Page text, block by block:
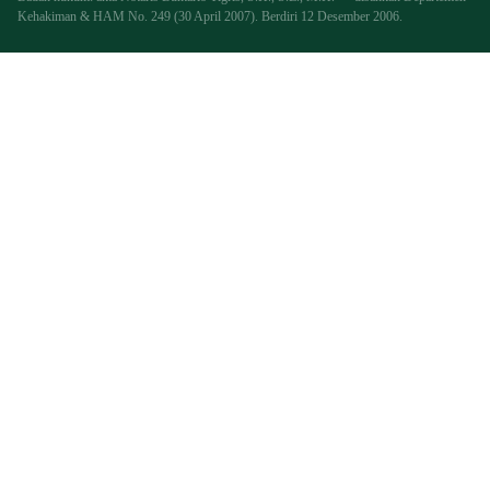
Kehakiman & HAM No. 249 (30 April 2007). Berdiri 12 Desember 2006.